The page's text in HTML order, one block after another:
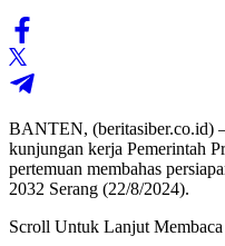
BANTEN, (beritasiber.co.id)
kunjungan kerja Pemerintah
pertemuan membahas
2032 Serang (22/8/2024).
Scroll Untuk Lanjut Membaca